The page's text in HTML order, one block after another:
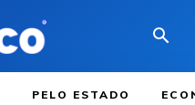
PELO ESTADO